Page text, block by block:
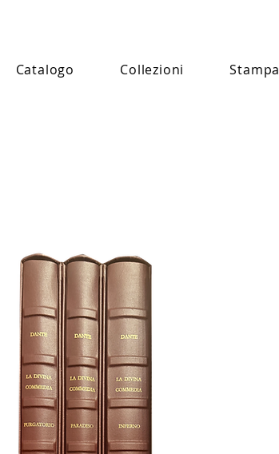
Catalogo Collezioni Stampa